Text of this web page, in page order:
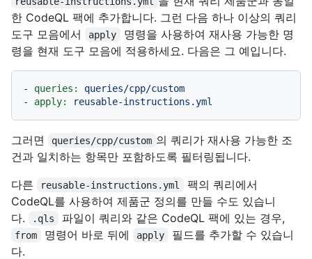
한 CodeQL 팩에 추가합니다. 그런 다음 하나 이상의 쿼리
도구 모음에서
apply
명령을 사용하여 재사용 가능한 명
령을 현재 도구 모음에 적용하세요. 다음은 그 예입니다.
- queries:
queries/cpp/custom
-
apply: reusable-instructions.yml
그러면 queries/cpp/custom 의 쿼리가 재사용 가능한 조
건과 일치하는 항목만 포함하도록 필터링됩니다.
다른
reusable-instructions.yml
팩의 쿼리에서
CodeQL를 사용하여 제품군 정의를 만들 수도 있습니
다.
.qls 파일이 쿼리와 같은 CodeQL 팩에 있는 경우,
from 명령어 바로 뒤에 apply
필드를 추가할 수 있습니
다.